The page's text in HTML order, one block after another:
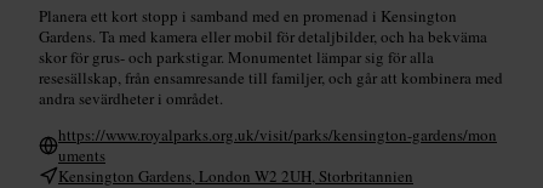
Planera ett kort stopp i samband med en promenad i Kensington
Gardens. Ta med kamera eller mobil för detaljbilder, och ha bekväma
skor för grus- och parkstigar. Monumentet lämpar sig för alla
resesällskap, från ensamresande till familjer, och går att kombinera med
andra sevärdheter i området.
https://www.royalparks.org.uk/visit/parks/kensington-gardens/mon
uments
Kensington Gardens, London W2 2UH, Storbritannien